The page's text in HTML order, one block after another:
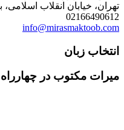
تهران، خیابان انقلاب اسلامی، بین خیابان ابوریحان و خیابان دانشگاه،
02166490612
info@mirasmaktoob.com
انتخاب زبان
میرات مکتوب در چهارراه